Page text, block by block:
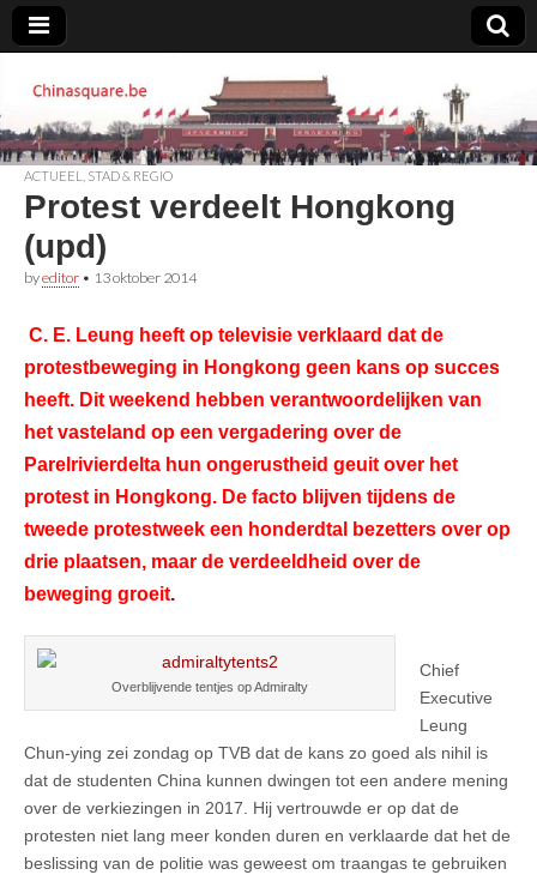
Chinasquare.be
ACTUEEL STAD & REGIO
Protest verdeelt Hongkong
(upd)
byeditor • 13 oktober 2014
C. E. Leung heeft op televisie verklaard dat de
protestbeweging in Hongkong geen kans op succes
heeft. Dit weekend hebben verantwoordelijken van
het vasteland op een vergadering over de
Parelrivierdelta hun ongerustheid geuit over het
protest in Hongkong. De facto blijven tijdens de
tweede protestweek een honderdtal bezetters over op
drie plaatsen, maar de verdeeldheid over de
beweging groeit.
Overblijvende tentjes op Admiralty
Chief
Executive
Leung
Chun-ying zei zondag op TVB dat de kans zo goed als nihil is
dat de studenten China kunnen dwingen tot een andere mening
over de verkiezingen in 2017. Hij vertrouwde er op dat de
protesten niet lang meer konden duren en verklaarde dat het de
beslissing van de politie was geweest om traangas te gebruiken